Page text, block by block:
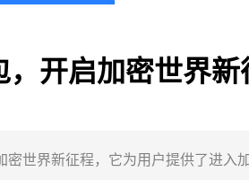
开启加密世界新
世界新征程，它为用户提供了进